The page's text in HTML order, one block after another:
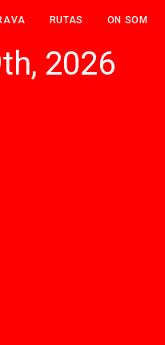
RUTAS ON SOM
2026